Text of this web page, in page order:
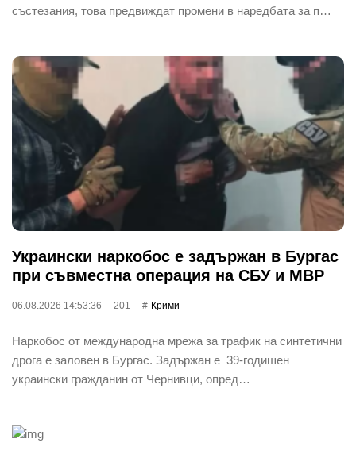
състезания, това предвиждат промени в наредбата за п…
Украински наркобос е задържан в Бургас
при съвместна операция на СБУ и МВР
06.08.2026 14:53:36 201 Крими
Наркобос от международна мрежа за трафик на синтетични
дрога е заловен в Бургас. Задържан е 39-годишен
украински гражданин от Чернивци, опред…